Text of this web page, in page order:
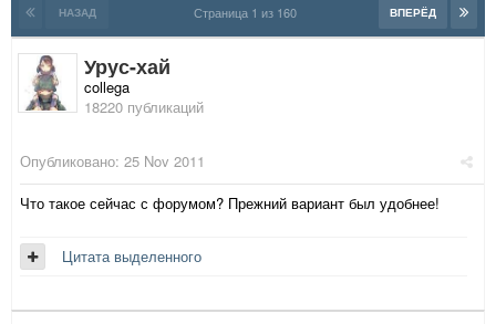
НАЗАД ВПЕРЁД
Страница 1 из 160
Урус-хай
collega
18220 публикаций
Опубликовано: 25 Nov 2011
Что такое сейчас с форумом? Прежний вариант был удобнее!
Цитата выделенного